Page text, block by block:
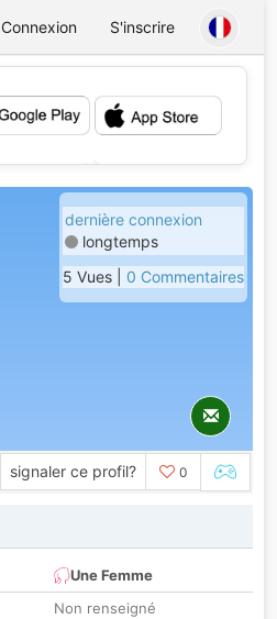
Connexion S'inscrire
💕
dernière connexion
longtemps
5 Vues | 0 Commentaires
signaler ce profil? 0
Une Femme
Non renseigné